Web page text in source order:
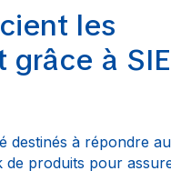
les
à
destinés à répondre
produits pour